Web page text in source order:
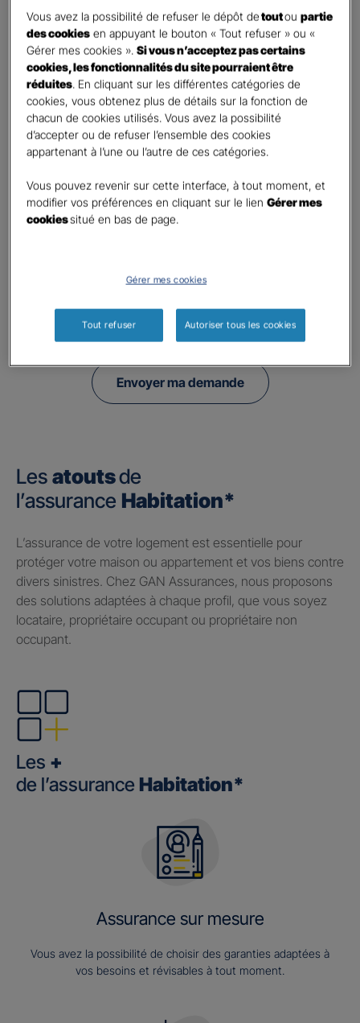
country
selected
E-mail*
Informations complémentaires (facultatif)
Information données personnelles *
En cochant cette case et en soumettant ce formulaire,
j'accepte que mes données personnelles soient utilisées
Pour connaitre et exercer vos droits, notamment de retrait de votre consentement
Envoyer ma demande
Les atoutsde
l’assurance Habitation*
​L’assurance de votre logement est essentielle pour
protéger votre maison ou appartement et vos biens contre
divers sinistres. Chez GAN Assurances, nous proposons
des solutions adaptées à chaque profil, que vous soyez
locataire, propriétaire occupant ou propriétaire non
occupant.
Les +
de l’assurance Habitation*
Assurance sur mesure
Vous avez la possibilité de choisir des garanties adaptées à
vos besoins et révisables à tout moment.
Vous avez la possibilité de refuser le dépôt detoutoupartie
des cookies en appuyant le bouton « Tout refuser » ou «
Gérer mes cookies ».Si vous n’acceptez pas certains
cookies, les fonctionnalités du site pourraient être
réduites. En cliquant sur les différentes catégories de
cookies, vous obtenez plus de détails sur la fonction de
chacun de cookies utilisés. Vous avez la possibilité
d’accepter ou de refuser l’ensemble des cookies
appartenant à l’une ou l’autre de ces catégories.
Vous pouvez revenir sur cette interface, à tout moment, et
modifier vos préférences en cliquant sur le lienGérer mes
cookiessitué en bas de page.
Gérer mes cookies
Tout refuser Autoriser tous les cookies